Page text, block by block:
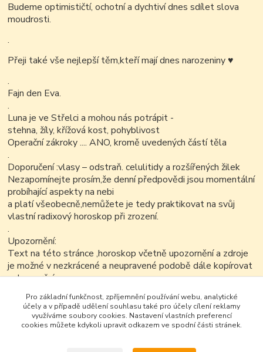
Budeme optimističtí, ochotní a dychtiví dnes sdílet slova
moudrosti.
.
Přeji také vše nejlepší těm,kteří mají dnes narozeniny♥
.
Fajn den Eva.
.
Luna je ve Střelci a mohou nás potrápit -
stehna, žíly, křížová kost, pohyblivost
Operační zákroky .... ANO, kromě uvedených částí těla
.
Doporučení :vlasy – odstraň. celulitidy a rozšířených žilek
Nezapomínejte prosím,že denní předpovědi jsou momentální
probíhající aspekty na nebi
a platí všeobecně,nemůžete je tedy praktikovat na svůj
vlastní radixový horoskop při zrození.
.
Upozornění:
Text na této stránce ,horoskop včetně upozornění a zdroje
je možné v nezkrácené a neupravené podobě dále kopírovat
nekomerčním
Pro základní funkčnost, zpříjemnění používání webu, analytické
účely a v případě udělení souhlasu také pro účely cílení reklamy
využíváme soubory cookies. Nastavení vlastních preferencí
cookies můžete kdykoli upravit odkazem ve spodní části stránek.